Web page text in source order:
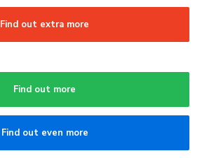
Find out extra more
Find out more
Find out even more